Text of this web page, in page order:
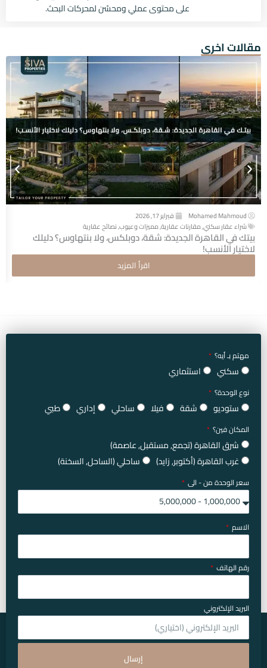
على محتوى عملي ومحسّن لمحركات البحث.
مقالات اخرى
Mohamed Mahmoud
فبراير 17, 2026
شراء عقار سكني,مقارنات عقارية,مميزات وعيوب,نصائح عقارية
بيتك في القاهرة الجديدة: شقة، دوبلكس، ولا بنتهاوس؟ دليلك
لاختيار الأنسب!
اقرأ المزيد
مهتم بـ أيه؟
سكني استثماري
نوع الوحدة؟
ستوديو شقة فيلا ساحلي إداري طبي
المكان فين؟
شرق القاهرة (تجمع, مستقبل, عاصمة)
غرب القاهرة (أكتوبر, زايد)
ساحلي (الساحل, السخنة)
سعر الوحدة من - الى
الاسم
رقم الهاتف
البريد الإلكتروني
إرسال